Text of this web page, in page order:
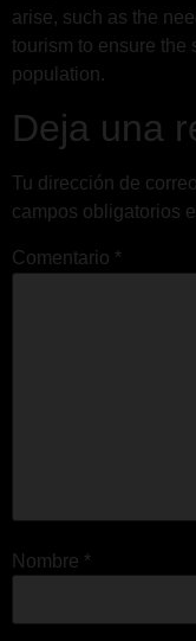
arise, such as the
tourism to ensure the
population.
Deja una
Tu dirección de
campos obligatorios
Comentario *
Nombre *